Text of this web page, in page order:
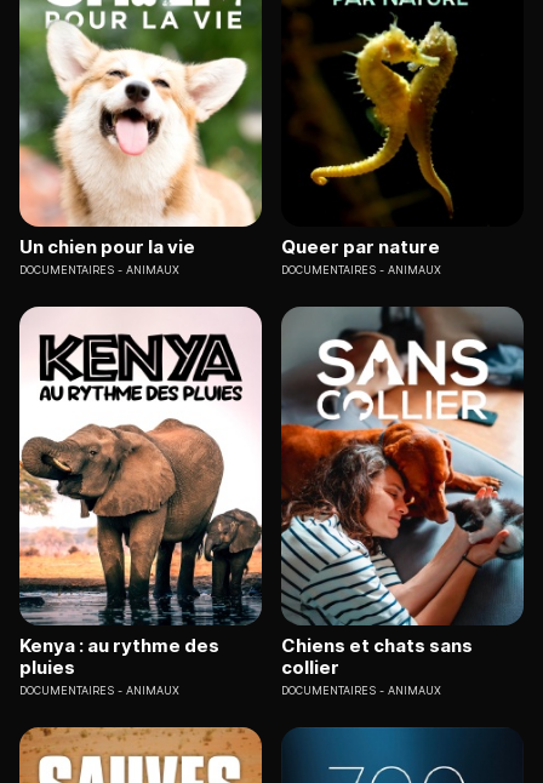
Un chien pour la vie
DOCUMENTAIRES ANIMAUX
Queer par nature
DOCUMENTAIRES ANIMAUX
Kenya : au rythme des
pluies
DOCUMENTAIRES ANIMAUX
Chiens et chats sans
collier
DOCUMENTAIRES ANIMAUX